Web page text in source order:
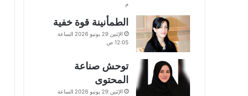
م
الطمأنينة قوة خفية
الإثنين 29 يونيو 2026 الساعة
12:05 ص
توحش صناعة
المحتوى
الإثنين 29 يونيو 2026 الساعة